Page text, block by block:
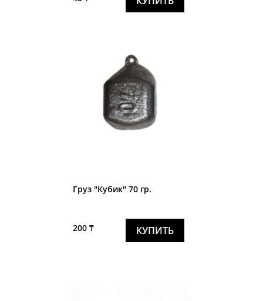
Груз "Кубик" 70 гр.
200 ₸ КУПИТЬ